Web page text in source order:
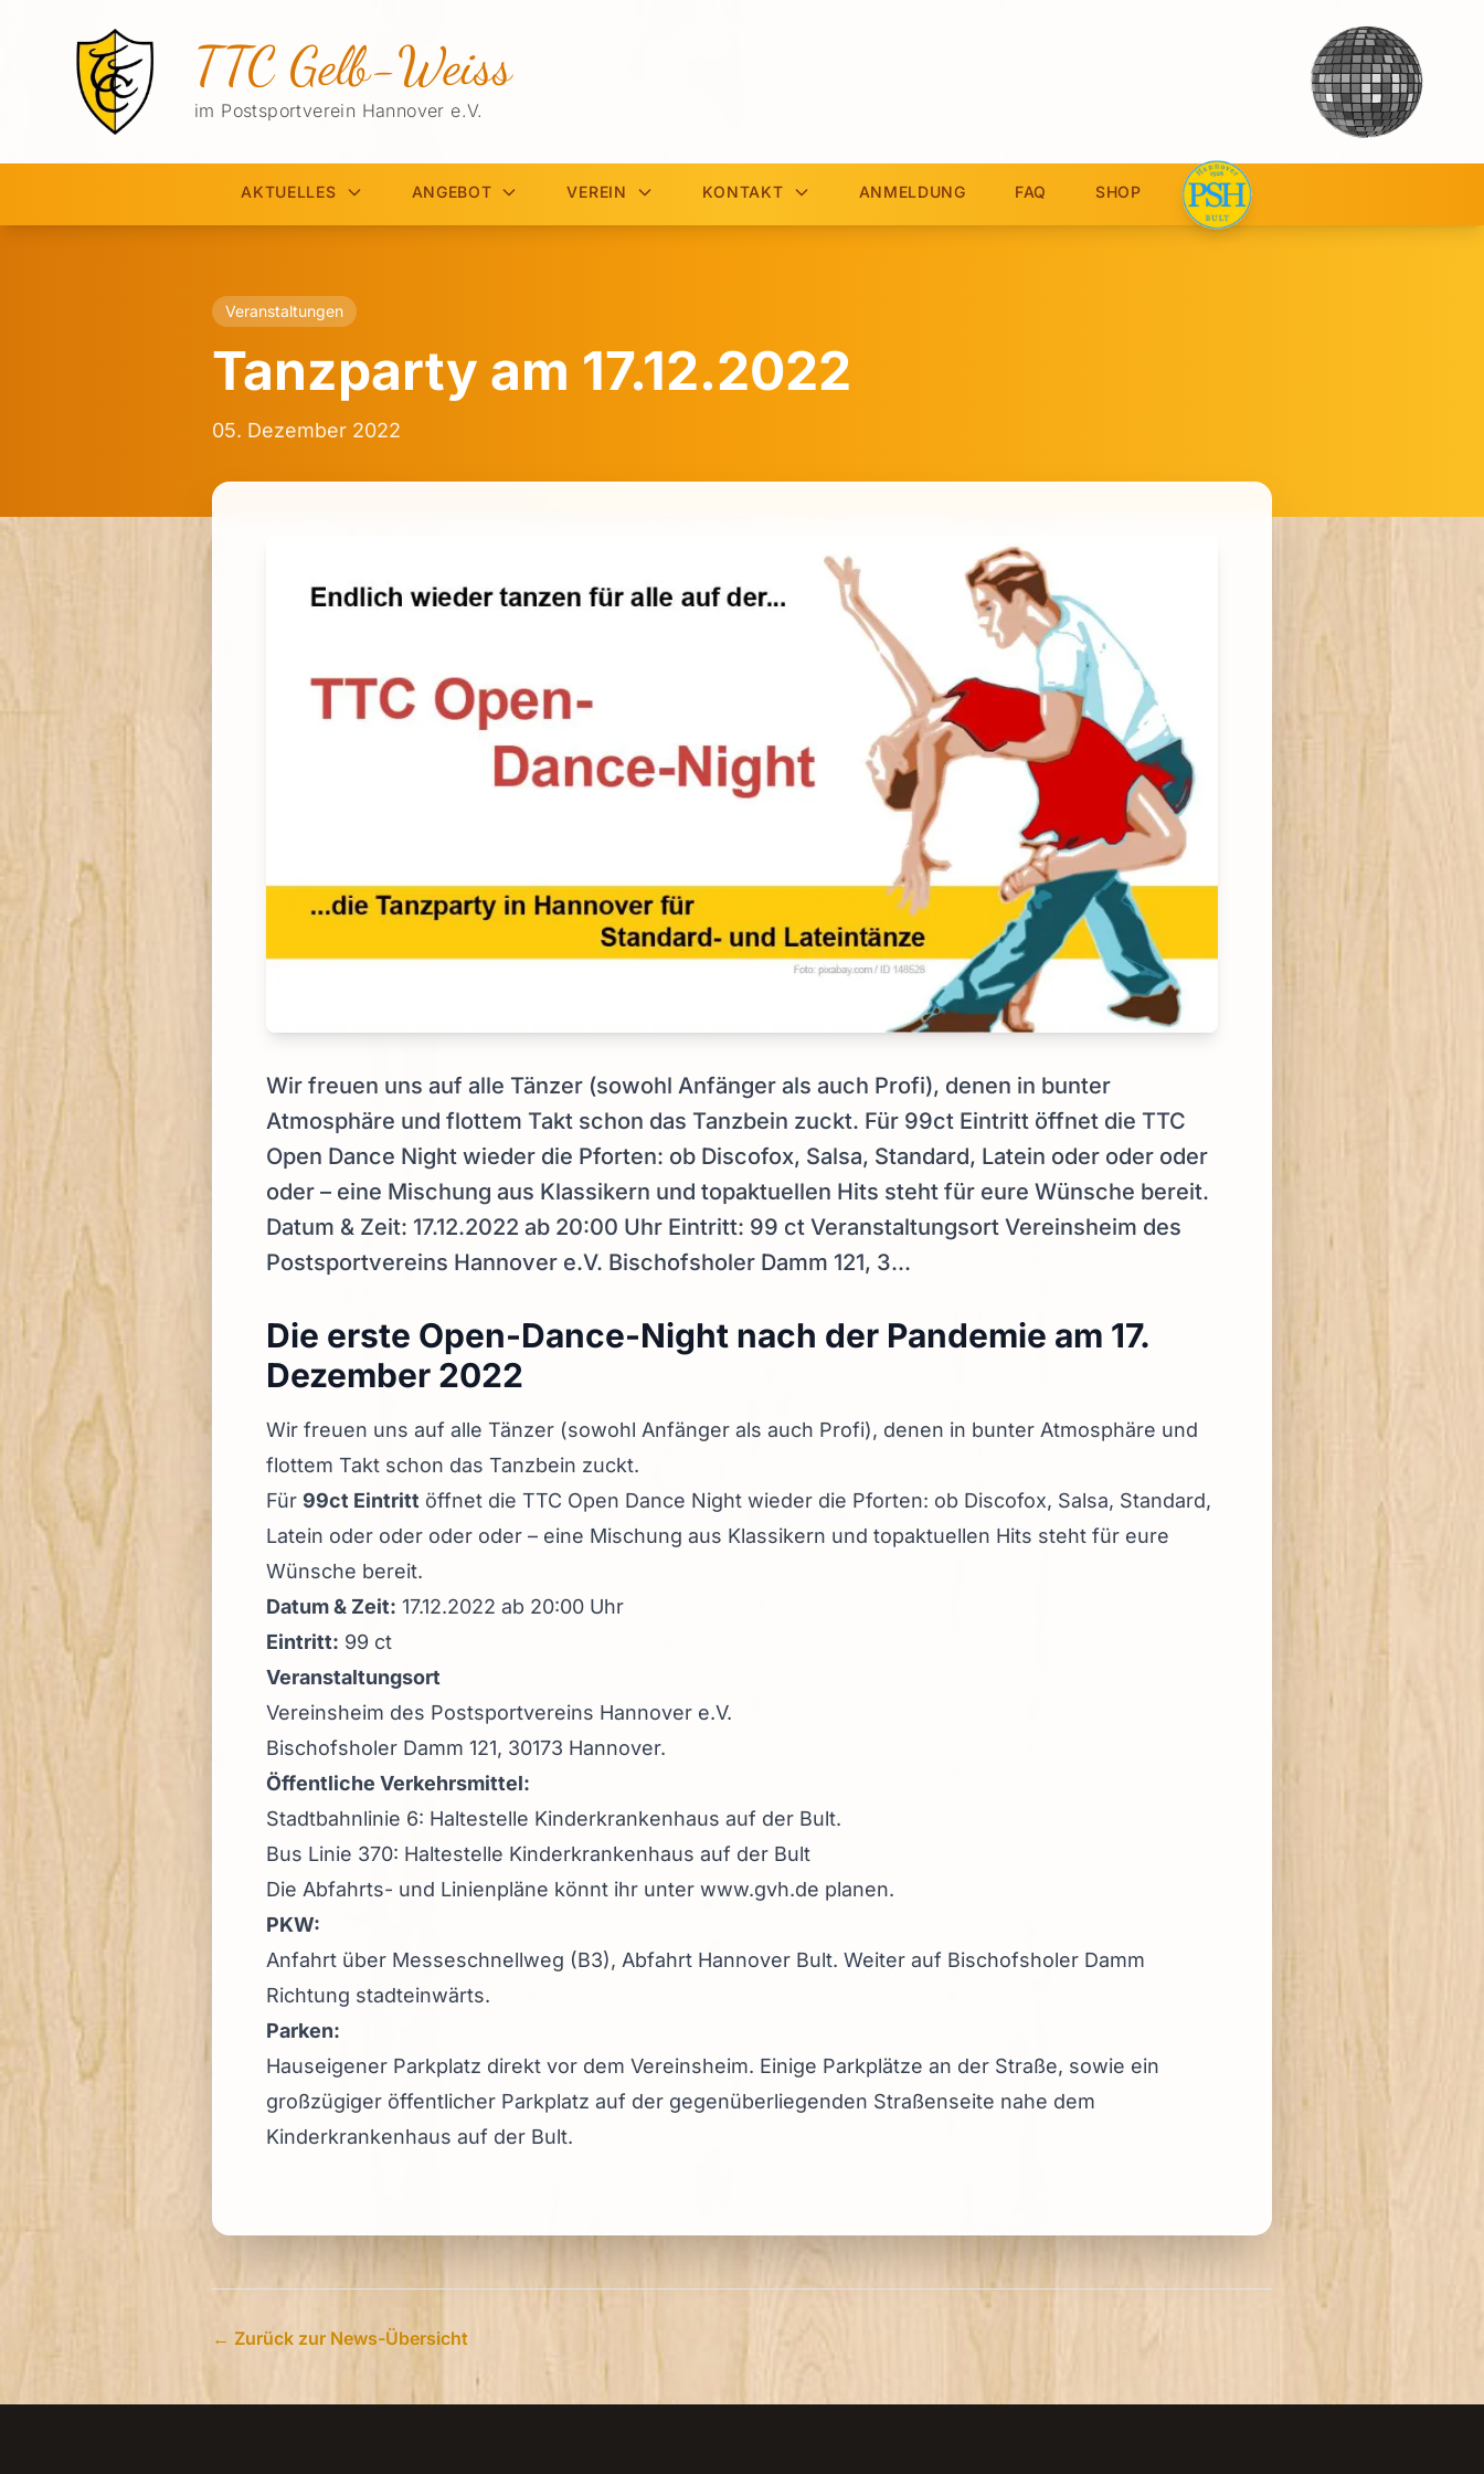
TTC Gelb-Weiss
im Postsportverein Hannover e.V.
AKTUELLES ANGEBOT VEREIN KONTAKT ANMELDUNG FAQ SHOP
Veranstaltungen
Tanzparty am 17.12.2022
05. Dezember 2022
Wir freuen uns auf alle Tänzer (sowohl Anfänger als auch Profi), denen in bunter
Atmosphäre und flottem Takt schon das Tanzbein zuckt. Für 99ct Eintritt öffnet die TTC
Open Dance Night wieder die Pforten: ob Discofox, Salsa, Standard, Latein oder oder oder
oder – eine Mischung aus Klassikern und topaktuellen Hits steht für eure Wünsche bereit.
Datum & Zeit: 17.12.2022 ab 20:00 Uhr Eintritt: 99 ct Veranstaltungsort Vereinsheim des
Postsportvereins Hannover e.V. Bischofsholer Damm 121, 3...
Die erste Open-Dance-Night nach der Pandemie am 17.
Dezember 2022
Wir freuen uns auf alle Tänzer (sowohl Anfänger als auch Profi), denen in bunter Atmosphäre und
flottem Takt schon das Tanzbein zuckt.
Für 99ct Eintritt öffnet die TTC Open Dance Night wieder die Pforten: ob Discofox, Salsa, Standard,
Latein oder oder oder oder – eine Mischung aus Klassikern und topaktuellen Hits steht für eure
Wünsche bereit.
Datum & Zeit: 17.12.2022 ab 20:00 Uhr
Eintritt: 99 ct
Veranstaltungsort
Vereinsheim des Postsportvereins Hannover e.V.
Bischofsholer Damm 121, 30173 Hannover.
Öffentliche Verkehrsmittel:
Stadtbahnlinie 6: Haltestelle Kinderkrankenhaus auf der Bult.
Bus Linie 370: Haltestelle Kinderkrankenhaus auf der Bult
Die Abfahrts- und Linienpläne könnt ihr unter www.gvh.de planen.
PKW:
Anfahrt über Messeschnellweg (B3), Abfahrt Hannover Bult. Weiter auf Bischofsholer Damm
Richtung stadteinwärts.
Parken:
Hauseigener Parkplatz direkt vor dem Vereinsheim. Einige Parkplätze an der Straße, sowie ein
großzügiger öffentlicher Parkplatz auf der gegenüberliegenden Straßenseite nahe dem
Kinderkrankenhaus auf der Bult.
← Zurück zur News-Übersicht